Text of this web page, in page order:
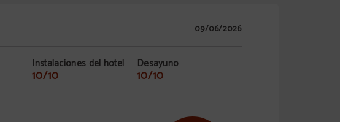
09/06/2026
Instalaciones del hotel
10/10
Desayuno
10/10